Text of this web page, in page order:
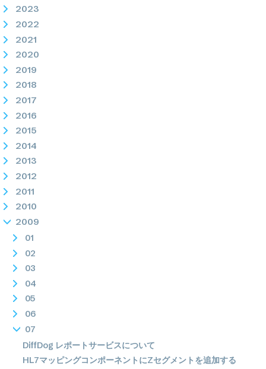
2023
2022
2021
2020
2019
2018
2017
2016
2015
2014
2013
2012
2011
2010
2009
01
02
03
04
05
06
07
DiffDog レポートサービスについて
HL7マッピングコンポーネントにZセグメントを追加する